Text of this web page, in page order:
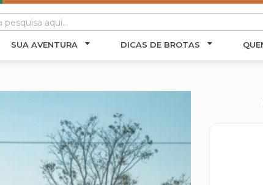
SUA AVENTURA DICAS DE BROTAS